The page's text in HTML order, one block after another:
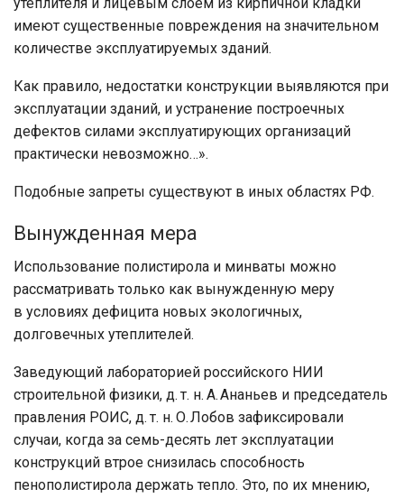
имеют существенные повреждения на значительном
количестве эксплуатируемых зданий.
Как правило, недостатки конструкции выявляются при
эксплуатации зданий, и устранение построечных
дефектов силами эксплуатирующих организаций
практически невозможно…».
Подобные запреты существуют в иных областях РФ.
Вынужденная мера
Использование полистирола и минваты можно
рассматривать только как вынужденную меру
в условиях дефицита новых экологичных,
долговечных утеплителей.
Заведующий лабораторией российского НИИ
строительной физики, д. т. н. А. Ананьев и председатель
правления РОИС, д. т. н. О. Лобов зафиксировали
случаи, когда за семь-десять лет эксплуатации
конструкций втрое снизилась способность
пенополистирола держать тепло. Это, по их мнению,